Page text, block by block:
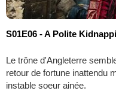
S01E06 - A Polite
Le trône d'Angleterre
retour de fortune inattendu
instable soeur ainée.